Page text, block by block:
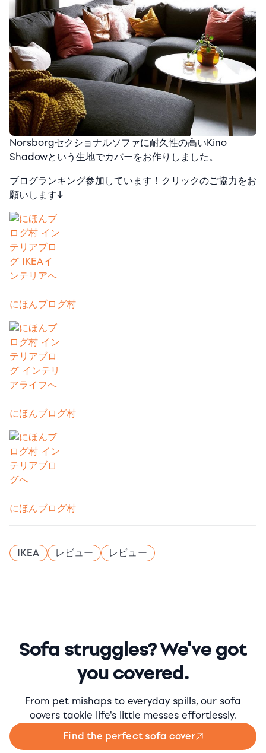
Norsborgセクショナルソファに耐久性の高いKino
Shadowという生地でカバーをお作りしました。
ブログランキング参加しています！クリックのご協力をお
願いします↓
にほんブログ村
にほんブログ村
にほんブログ村
IKEA レビュー レビュー
Sofa struggles? We've got
you covered.
From pet mishaps to everyday spills, our sofa
covers tackle life's little messes effortlessly.
Find the perfect sofa cover